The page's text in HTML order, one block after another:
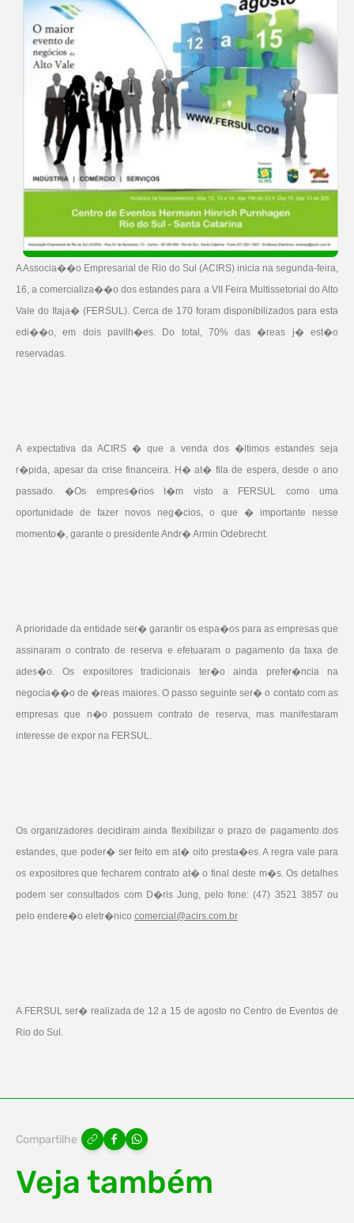
A Associa��o Empresarial de Rio do Sul (ACIRS) inicia na segunda-feira,
16, a comercializa��o dos estandes para a VII Feira Multissetorial do Alto
Vale do Itaja� (FERSUL). Cerca de 170 foram disponibilizados para esta
edi��o, em dois pavilh�es. Do total, 70% das �reas j� est�o
reservadas.
A expectativa da ACIRS � que a venda dos �ltimos estandes seja
r�pida, apesar da crise financeira. H� at� fila de espera, desde o ano
passado. �Os empres�rios t�m visto a FERSUL como uma
oportunidade de fazer novos neg�cios, o que � importante nesse
momento�, garante o presidente Andr� Armin Odebrecht.
A prioridade da entidade ser� garantir os espa�os para as empresas que
assinaram o contrato de reserva e efetuaram o pagamento da taxa de
ades�o. Os expositores tradicionais ter�o ainda prefer�ncia na
negocia��o de �reas maiores. O passo seguinte ser� o contato com as
empresas que n�o possuem contrato de reserva, mas manifestaram
interesse de expor na FERSUL.
Os organizadores decidiram ainda flexibilizar o prazo de pagamento dos
estandes, que poder� ser feito em at� oito presta�es. A regra vale para
os expositores que fecharem contrato at� o final deste m�s. Os detalhes
podem ser consultados com D�ris Jung, pelo fone: (47) 3521 3857 ou
pelo endere�o eletr�nico comercial@acirs.com.br
A FERSUL ser� realizada de 12 a 15 de agosto no Centro de Eventos de
Rio do Sul.
Compartilhe
Veja também